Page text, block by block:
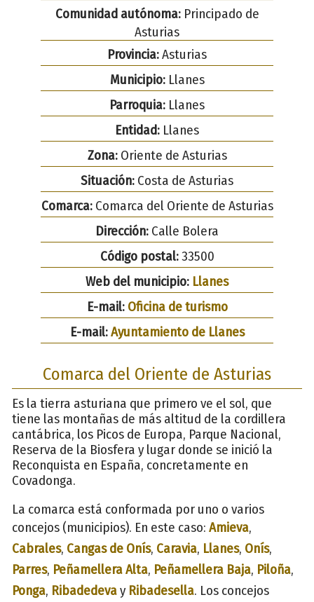
Comunidad autónoma:Principado de
Asturias
Provincia:Asturias
Municipio:Llanes
Parroquia: Llanes
Entidad: Llanes
Zona:Oriente de Asturias
Situación: Costa de Asturias
Comarca:Comarca del Oriente de Asturias
Dirección: Calle Bolera
Código postal:33500
Web del municipio: Llanes
E-mail: Oficina de turismo
E-mail:Ayuntamiento de Llanes
Comarca del Oriente de Asturias
Es la tierra asturiana que primero ve el sol, que
tiene las montañas de más altitud de la cordillera
cantábrica, los Picos de Europa, Parque Nacional,
Reserva de la Biosfera y lugar donde se inició la
Reconquista en España, concretamente en
Covadonga.
La comarca está conformada por uno o varios
concejos (municipios). En este caso: Amieva,
Cabrales, Cangas de Onís, Caravia, Llanes, Onís,
Parres, Peñamellera Alta, Peñamellera Baja, Piloña,
Ponga, Ribadedevay Ribadesella. Los concejos